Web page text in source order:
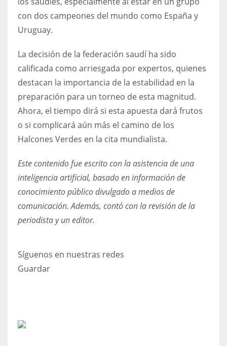
con dos campeones del mundo como España y
Uruguay.
La decisión de la federación saudí ha sido
calificada como arriesgada por expertos, quienes
destacan la importancia de la estabilidad en la
preparación para un torneo de esta magnitud.
Ahora, el tiempo dirá si esta apuesta dará frutos
o si complicará aún más el camino de los
Halcones Verdes en la cita mundialista.
Este contenido fue escrito con la asistencia de una
inteligencia artificial, basado en información de
conocimiento público divulgado a medios de
comunicación. Además, contó con la revisión de la
periodista y un editor.
Síguenos en nuestras redes
Guardar